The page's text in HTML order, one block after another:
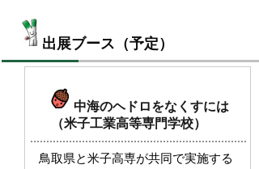
出展ブース（予定）
中海のヘドロをなくすには
（米子工業高等専門学校）
鳥取県と米子高専が共同で実施する